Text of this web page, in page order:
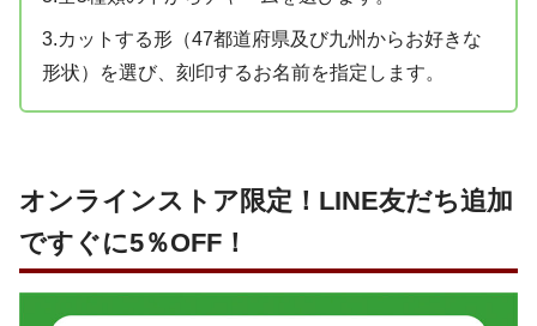
3.カットする形（47都道府県及び九州からお好きな
形状）を選び、刻印するお名前を指定します。
オンラインストア限定！LINE友だち追加
ですぐに5％OFF！